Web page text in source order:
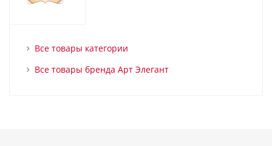
Все товары категории
Все товары бренда Арт Элегант